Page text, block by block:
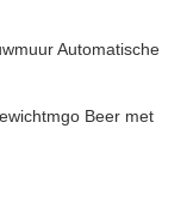
Automatische
Beer met